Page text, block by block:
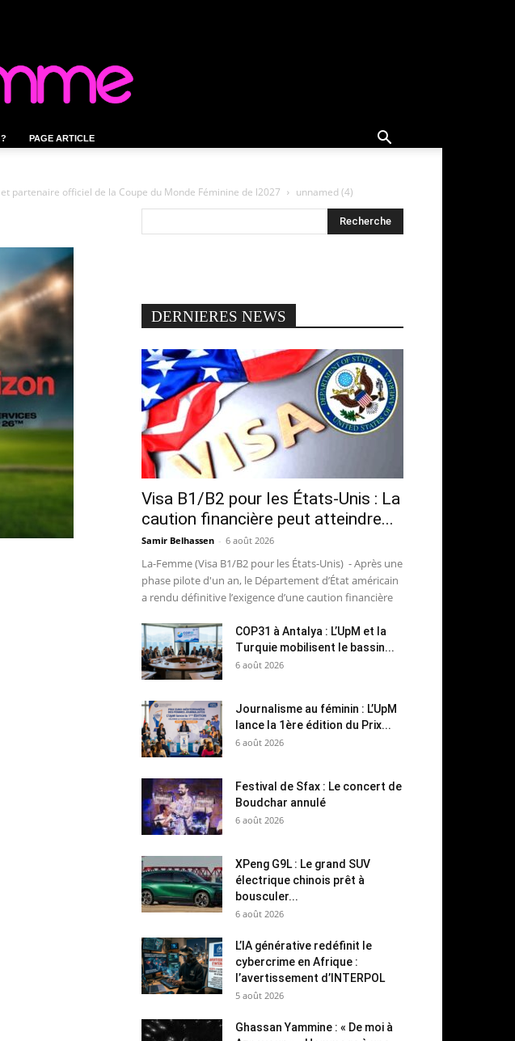
PAGE ARTICLE
partenaire officiel de la Coupe du Monde Féminine de l2027 unnamed (4)
DERNIERES NEWS
Visa B1/B2 pour les États-Unis : La
caution financière peut atteindre...
Samir Belhassen - 6 août 2026
La-Femme (Visa B1/B2 pour les États-Unis) - Après une
phase pilote d'un an, le Département d’État américain
a rendu définitive l’exigence d’une caution financière
COP31 à Antalya : L’UpM et la
Turquie mobilisent le bassin...
6 août 2026
Journalisme au féminin : L’UpM
lance la 1ère édition du Prix...
6 août 2026
Festival de Sfax : Le concert de
Boudchar annulé
6 août 2026
XPeng G9L : Le grand SUV
électrique chinois prêt à
bousculer...
6 août 2026
L’IA générative redéfinit le
cybercrime en Afrique :
l’avertissement d’INTERPOL
5 août 2026
Ghassan Yammine : « De moi à